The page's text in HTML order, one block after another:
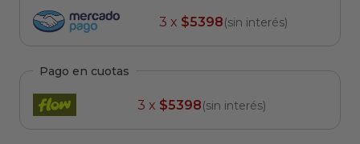
3 x $5398(sin interés)
Pago en cuotas
3 x $5398(sin interés)